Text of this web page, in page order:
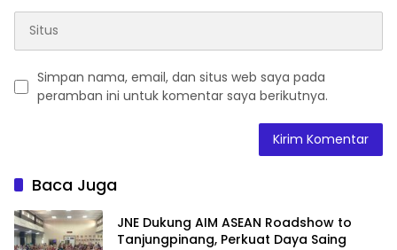
Simpan nama, email, dan situs web saya pada
peramban ini untuk komentar saya berikutnya.
Baca Juga
JNE Dukung AIM ASEAN Roadshow to
Tanjungpinang, Perkuat Daya Saing